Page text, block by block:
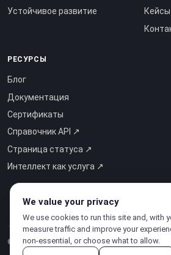
Устойчивое развитие
Кейсы
РЕСУРСЫ
Блог
Документация
Сертификаты
Справочник API ↗
Страница статуса ↗
Интеллект как услуга ↗
© 2026 CloudSigma Holding AG.Все права
We value your privacy
We use cookies to run this site and, with
measure traffic and improve your
non-essential, or choose what to allow.